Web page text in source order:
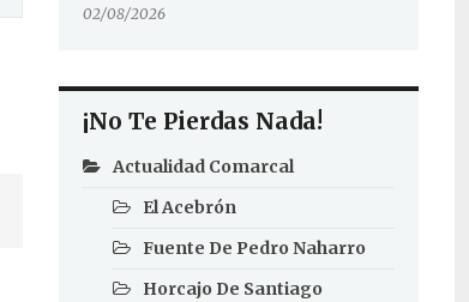
02/08/2026
¡No Te Pierdas Nada!
Actualidad Comarcal
El Acebrón
Fuente De Pedro Naharro
Horcajo De Santiago